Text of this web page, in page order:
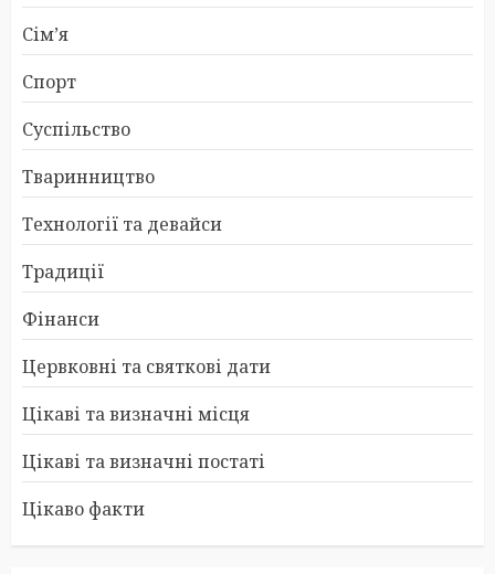
Сім’я
Спорт
Суспільство
Тваринництво
Технології та девайси
Традиції
Фінанси
Цервковні та святкові дати
Цікаві та визначні місця
Цікаві та визначні постаті
Цікаво факти